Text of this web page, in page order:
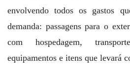
envolvendo todos os gastos
demanda: passagens para o
com hospedagem,
equipamentos e itens que levará